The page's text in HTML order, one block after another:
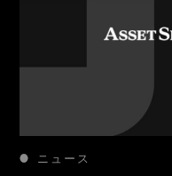
ニュース